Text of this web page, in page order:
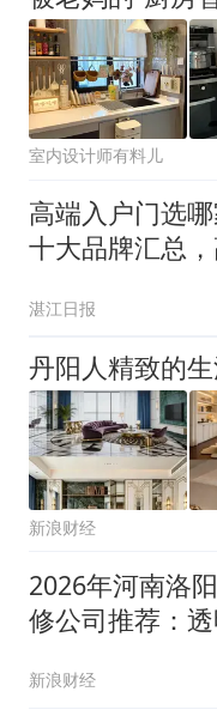
室内设计师有料儿
高端入户门选
十大品牌汇总
湛江日报
丹阳人精致的
新浪财经
2026年河南洛
修公司推荐：
新浪财经